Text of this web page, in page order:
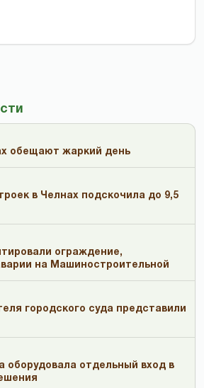
обещают жаркий день
в Челнах подскочила до 9,5
ограждение,
на Машиностроительной
городского суда представили
оборудовала отдельный вход в